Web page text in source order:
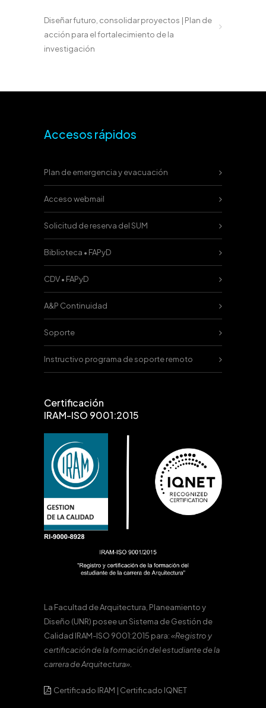
Diseñar futuro, consolidar proyectos | Plan de
acción para el fortalecimiento de la
investigación
Accesos rápidos
Plan de emergencia y evacuación
Acceso webmail
Solicitud de reserva del SUM
Biblioteca • FAPyD
CDV • FAPyD
A&P Continuidad
Soporte
Instructivo programa de soporte remoto
Certificación
IRAM-ISO 9001:2015
La Facultad de Arquitectura, Planeamiento y
Diseño (UNR) posee un Sistema de Gestión de
Calidad IRAM-ISO 9001:2015 para:«Registro y
certificación de la formación del estudiante de la
carrera de Arquitectura».
Certificado IRAM | Certificado IQNET